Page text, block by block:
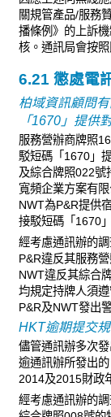
關規管產品/服務
播條例》的上訴
核。通訊局會按
6.21 懲處電
柏域資訊顧問
「1670」提供
服務營辦商牌照
駁短碼「1670」
及綜合牌照022
寬頻企業方案有
NWT為P&R提供
接駁短碼「1670
經考慮通訊辦的
P&R違反其服務
NWT違反其綜合
均規定持牌人須
P&R及NWT發出
HKT逾期提交
儘管通訊辦多次
逾通訊辦所發出
2014及2015財政
經考慮通訊辦的